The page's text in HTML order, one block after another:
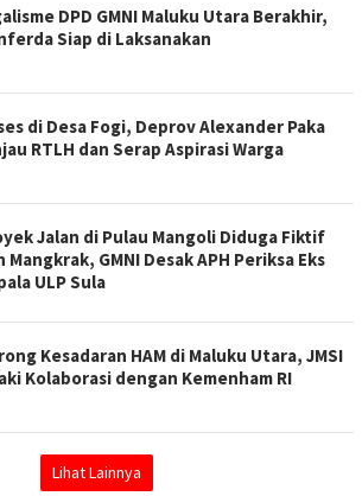
DPD GMNI Maluku Utara Berakhir,
Siap di Laksanakan
di Desa Fogi, Deprov Alexander Paka
RTLH dan Serap Aspirasi Warga
Jalan di Pulau Mangoli Diduga Fiktif
Mangkrak, GMNI Desak APH Periksa Eks
ULP Sula
Kesadaran HAM di Maluku Utara, JMSI
Kolaborasi dengan Kemenham RI
Lihat Lainnya